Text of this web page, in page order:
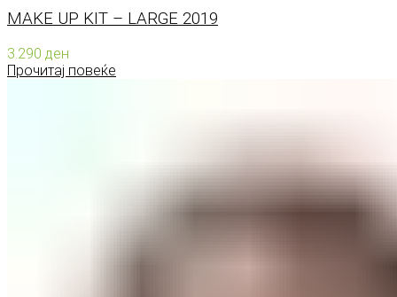
MAKE UP KIT – LARGE 2019
3.290 ден
Прочитај повеќе